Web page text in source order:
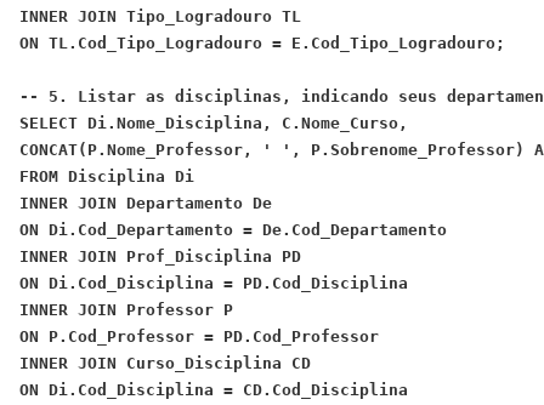
INNER JOIN Tipo_Logradouro TL
-- 5. Listar as disciplinas, indicando seus
SELECT Di.Nome_Disciplina, C.Nome_Curso,
CONCAT(P.Nome_Professor, ' ', P.Sobrenome_Professor)
FROM Disciplina Di
INNER JOIN Departamento De
ON Di.Cod_Departamento = De.Cod_Departamento
INNER JOIN Prof_Disciplina PD
ON Di.Cod_Disciplina = PD.Cod_Disciplina
INNER JOIN Professor P
ON P.Cod_Professor = PD.Cod_Professor
INNER JOIN Curso_Disciplina CD
ON Di.Cod_Disciplina = CD.Cod_Disciplina